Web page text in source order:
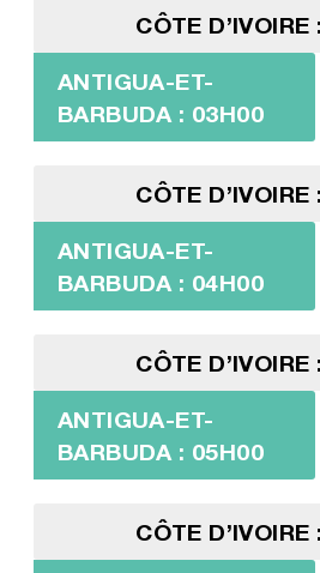
CÔTE
ANTIGUA-ET-
BARBUDA : 03H00
CÔTE
ANTIGUA-ET-
BARBUDA : 04H00
CÔTE
ANTIGUA-ET-
BARBUDA : 05H00
CÔTE